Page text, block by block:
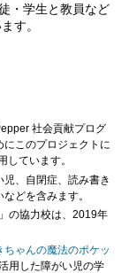
・学生と教員など
す。
社会貢献プログ
このプロジェクトに
ています。
、自閉症、読み書き
どを含みます。
の協力校は、2019年
ちゃんの魔法のポケッ
用した障がい児の学